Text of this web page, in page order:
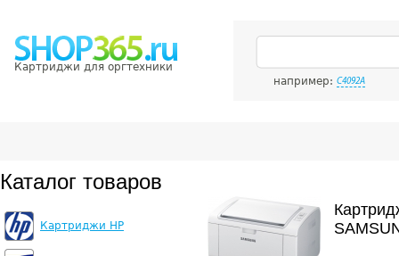
Картриджи для оргтехники
например: C4092A
Каталог товаров
Картриджи HP